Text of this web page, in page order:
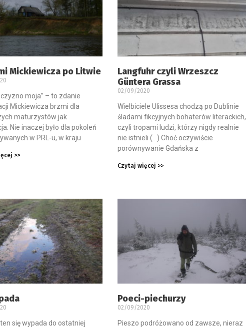
Mickiewicza po Litwie
moja” – to zdanie
Mickiewicza brzmi dla
maturzystów jak
Nie inaczej było dla pokoleń
w PRL-u, w kraju
>>
Langfuhr czyli Wrzeszcz
Güntera Grassa
02/09/2020
Wielbiciele Ulissesa chodzą po Dublinie
śladami fikcyjnych bohaterów literackich,
czyli tropami ludzi, którzy nigdy realnie
nie istnieli (…) Choć oczywiście
porównywanie Gdańska z
Czytaj więcej >>
się wypada do ostatniej
Poeci-piechurzy
02/09/2020
Pieszo podróżowano od zawsze, nieraz